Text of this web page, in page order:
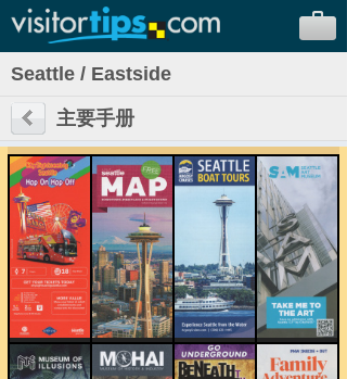
Seattle / Eastside
主要手册